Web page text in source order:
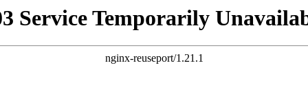
Service Temporarily
nginx-reuseport/1.21.1